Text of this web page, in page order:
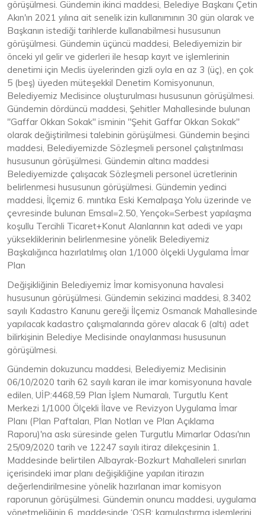
görüşülmesi. Gündemin ikinci maddesi, Belediye Başkanı Çetin
Akın'ın 2021 yılına ait senelik izin kullanımının 30 gün olarak ve
Başkanın istediği tarihlerde kullanabilmesi hususunun
görüşülmesi. Gündemin üçüncü maddesi, Belediyemizin bir
önceki yıl gelir ve giderleri ile hesap kayıt ve işlemlerinin
denetimi için Meclis üyelerinden gizli oyla en az 3 (üç), en çok
5 (beş) üyeden müteşekkil Denetim Komisyonunun,
Belediyemiz Meclisince oluşturulması hususunun görüşülmesi.
Gündemin dördüncü maddesi, Şehitler Mahallesinde bulunan
"Gaffar Okkan Sokak" isminin "Şehit Gaffar Okkan Sokak"
olarak değiştirilmesi talebinin görüşülmesi. Gündemin beşinci
maddesi, Belediyemizde Sözleşmeli personel çalıştırılması
hususunun görüşülmesi. Gündemin altıncı maddesi
Belediyemizde çalışacak Sözleşmeli personel ücretlerinin
belirlenmesi hususunun görüşülmesi. Gündemin yedinci
maddesi, İlçemiz 6. mıntıka Eski Kemalpaşa Yolu üzerinde ve
çevresinde bulunan Emsal=2.50, Yençok=Serbest yapılaşma
koşullu Tercihli Ticaret+Konut Alanlarının kat adedi ve yapı
yüksekliklerinin belirlenmesine yönelik Belediyemiz
Başkalığınca hazırlatılmış olan 1/1000 ölçekli Uygulama İmar
Plan
Değişikliğinin Belediyemiz İmar komisyonuna havalesi
hususunun görüşülmesi. Gündemin sekizinci maddesi, 8.3402
sayılı Kadastro Kanunu gereği İlçemiz Osmancık Mahallesinde
yapılacak kadastro çalışmalarında görev alacak 6 (altı) adet
bilirkişinin Belediye Meclisinde onaylanması hususunun
görüşülmesi.
Gündemin dokuzuncu maddesi, Belediyemiz Meclisinin
06/10/2020 tarih 62 sayılı kararı ile imar komisyonuna havale
edilen, UİP:4468,59 Plan İşlem Numaralı, Turgutlu Kent
Merkezi 1/1000 Ölçekli İlave ve Revizyon Uygulama İmar
Planı (Plan Paftaları, Plan Notları ve Plan Açıklama
Raporu)'na askı süresinde gelen Turgutlu Mimarlar Odası'nın
25/09/2020 tarih ve 12247 sayılı itiraz dilekçesinin 1.
Maddesinde belirtilen Albayrak-Bozkurt Mahalleleri sınırları
içerisindeki imar planı değişikliğine yapılan itirazın
değerlendirilmesine yönelik hazırlanan imar komisyon
raporunun görüşülmesi. Gündemin onuncu maddesi, uygulama
yönetmeliğinin 6. maddesinde ‘OSB; kamulaştırma işlemlerini